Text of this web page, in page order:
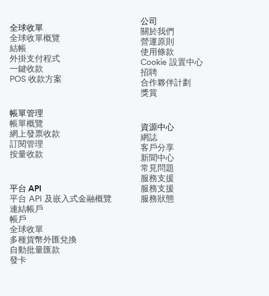
全球收單
全球收單概覽
結帳
外掛支付程式
一鍵收款
POS 收款方案
帳單管理
帳單概覽
網上發票收款
訂閱管理
按量收款
平台 API
平台 API 及嵌入式金融概覽
連結帳戶
帳戶
全球收單
多種貨幣外匯兌換
自動批量匯款
發卡
公司
關於我們
營運原則
使用條款
Cookie 設置中心
招聘
合作夥伴計劃
獎賞
資源中心
網誌
客戶分享
新聞中心
常見問題
服務支援
服務支援
服務狀態